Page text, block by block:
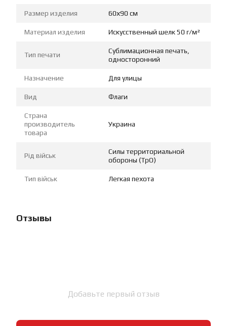
Размер изделия 60х90 см
Материал изделия Искусственный шелк 50 г/м²
Тип печати
Сублимационная печать,
односторонний
Назначение Для улицы
Вид Флаги
Страна
производитель
товара
Украина
Рід військ
Силы территориальной
обороны (ТрО)
Тип військ Легкая пехота
Отзывы
Добавьте первый отзыв